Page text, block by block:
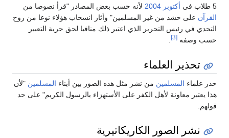
5 طلاب في
أكتوبر 2004 لأنه حسب بعض المصادر "قرأ نصوصا من
القرآن على حشد من غير المسلمين" وأثار انسحاب هؤلاء نوعا من روح
التحدي في رئيس التحرير الذي اعتبر ذلك منافيا لحق حرية التعبير
حسب وصفه [3]
.
تحذير العلماء
حذر علماء المسلمين من نشر مثل هذه الصور بين أبناء المسلمين "لأن
هذا يعتبر معاونة لأهل الكفر على الأستهزاء بالرسول الكريم" على حد
قولهم.
نشر الصور الكاريكاتيرية